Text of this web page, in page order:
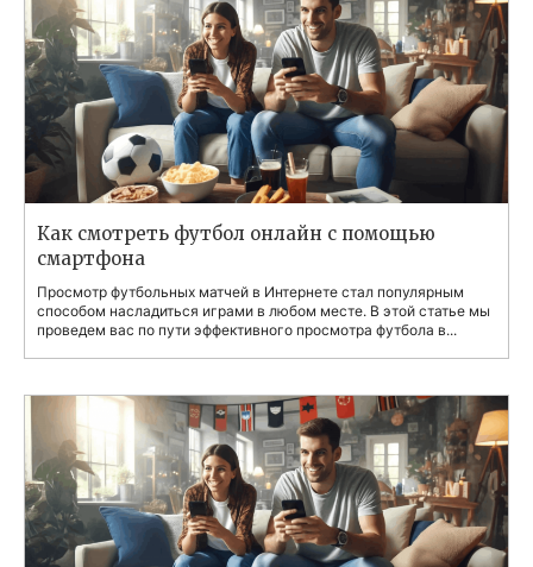
Как смотреть футбол онлайн с помощью
смартфона
Просмотр футбольных матчей в Интернете стал популярным
способом насладиться играми в любом месте. В этой статье мы
проведем вас по пути эффективного просмотра футбола в...